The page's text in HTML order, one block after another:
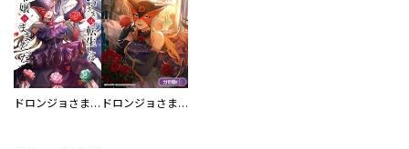
ドロンジョさまは転生しても悪役令嬢のままだった ドロンジョさまは転生しても悪役令嬢のままだった【分冊版】